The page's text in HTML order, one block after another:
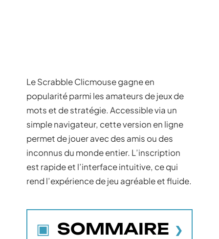
Le Scrabble Clicmouse gagne en
popularité parmi les amateurs de jeux de
mots et de stratégie. Accessible via un
simple navigateur, cette version en ligne
permet de jouer avec des amis ou des
inconnus du monde entier. L’inscription
est rapide et l’interface intuitive, ce qui
rend l’expérience de jeu agréable et fluide.
SOMMAIRE